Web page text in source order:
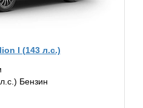
I (143 л.с.)
Бензин